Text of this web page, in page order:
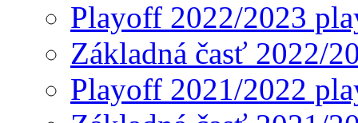
Playoff 2022/2023
Základná časť 2022/
Playoff 2021/2022